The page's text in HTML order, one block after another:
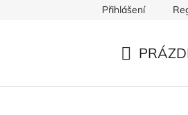
Řezivo pro dětská hřiště
Přihlášení